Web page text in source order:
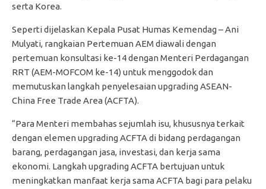
serta Korea.
Seperti dijelaskan Kepala Pusat Humas Kemendag – Ani
Mulyati, rangkaian Pertemuan AEM diawali dengan
pertemuan konsultasi ke-14 dengan Menteri Perdagangan
RRT (AEM-MOFCOM ke-14) untuk menggodok dan
memutuskan langkah penyelesaian upgrading ASEAN-
China Free Trade Area (ACFTA).
“Para Menteri membahas sejumlah isu, khususnya terkait
dengan elemen upgrading ACFTA di bidang perdagangan
barang, perdagangan jasa, investasi, dan kerja sama
ekonomi. Langkah upgrading ACFTA bertujuan untuk
meningkatkan manfaat kerja sama ACFTA bagi para pelaku